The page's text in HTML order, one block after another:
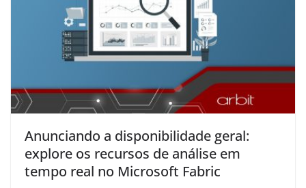
Anunciando a disponibilidade geral:
explore os recursos de análise em
tempo real no Microsoft Fabric